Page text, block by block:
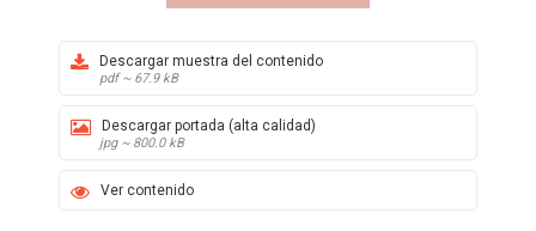
Descargar muestra del contenido
pdf ~ 67.9 kB
Descargar portada (alta calidad)
jpg ~ 800.0 kB
Ver contenido